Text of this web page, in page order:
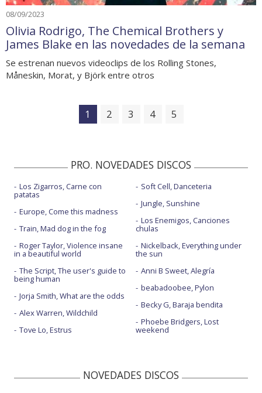
08/09/2023
Olivia Rodrigo, The Chemical Brothers y
James Blake en las novedades de la semana
Se estrenan nuevos videoclips de los Rolling Stones,
Måneskin, Morat, y Björk entre otros
1 2 3 4 5
PRO. NOVEDADES DISCOS
Los Zigarros, Carne con
patatas
Europe, Come this madness
Train, Mad dog in the fog
Roger Taylor, Violence insane
in a beautiful world
The Script, The user's guide to
being human
Jorja Smith, What are the odds
Alex Warren, Wildchild
Tove Lo, Estrus
Soft Cell, Danceteria
Jungle, Sunshine
Los Enemigos, Canciones
chulas
Nickelback, Everything under
the sun
Anni B Sweet, Alegría
beabadoobee, Pylon
Becky G, Baraja bendita
Phoebe Bridgers, Lost
weekend
NOVEDADES DISCOS